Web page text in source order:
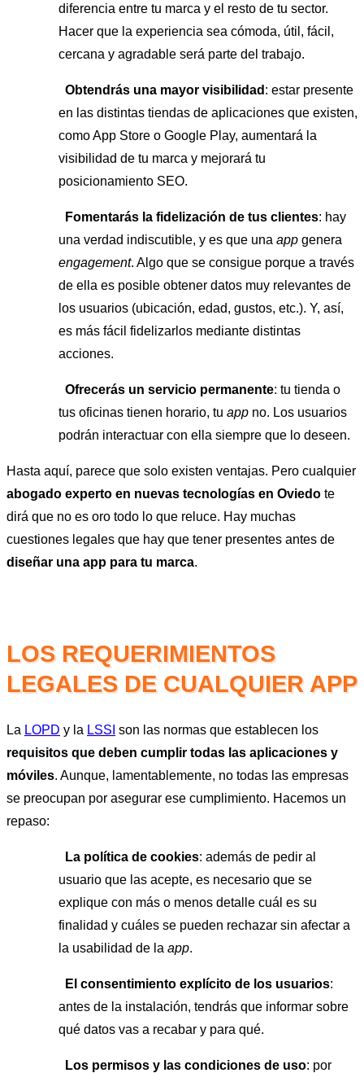
diferencia entre tu marca y el resto de tu sector.
Hacer que la experiencia sea cómoda, útil, fácil,
cercana y agradable será parte del trabajo.
Obtendrás una mayor visibilidad : estar presente
en las distintas tiendas de aplicaciones que existen,
como App Store o Google Play, aumentará la
visibilidad de tu marca y mejorará tu
posicionamiento SEO.
Fomentarás la fidelización de tus clientes: hay
una verdad indiscutible, y es que una app genera
engagement. Algo que se consigue porque a través
de ella es posible obtener datos muy relevantes de
los usuarios (ubicación, edad, gustos, etc.). Y, así,
es más fácil fidelizarlos mediante distintas
acciones.
Ofrecerás un servicio permanente: tu tienda o
tus oficinas tienen horario, tu app no. Los usuarios
podrán interactuar con ella siempre que lo deseen.
Hasta aquí, parece que solo existen ventajas. Pero cualquier
abogado experto en nuevas tecnologías en Oviedo te
dirá que no es oro todo lo que reluce. Hay muchas
cuestiones legales que hay que tener presentes antes de
diseñar una app para tu marca.
LOS REQUERIMIENTOS
LEGALES DE CUALQUIER APP
La LOPD y la LSSI son las normas que establecen los
requisitos que deben cumplir todas las aplicaciones y
móviles. Aunque, lamentablemente, no todas las empresas
se preocupan por asegurar ese cumplimiento. Hacemos un
repaso:
La política de cookies: además de pedir al
usuario que las acepte, es necesario que se
explique con más o menos detalle cuál es su
finalidad y cuáles se pueden rechazar sin afectar a
la usabilidad de la app.
El consentimiento explícito de los usuarios:
antes de la instalación, tendrás que informar sobre
qué datos vas a recabar y para qué.
Los permisos y las condiciones de uso: por